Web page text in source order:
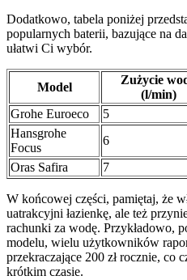
Dodatkowo, tabela poniżej
popularnych baterii, bazujące na
ułatwi Ci wybór.
Model
Zużycie
(l/min)
Grohe Euroeco
5
Hansgrohe
Focus
6
Oras Safira
7
W końcowej części, pamiętaj, że
uatrakcyjni łazienkę, ale też
rachunki za wodę. Przykładowo,
modelu, wielu użytkowników
przekraczające 200 zł rocznie, co
krótkim czasie.